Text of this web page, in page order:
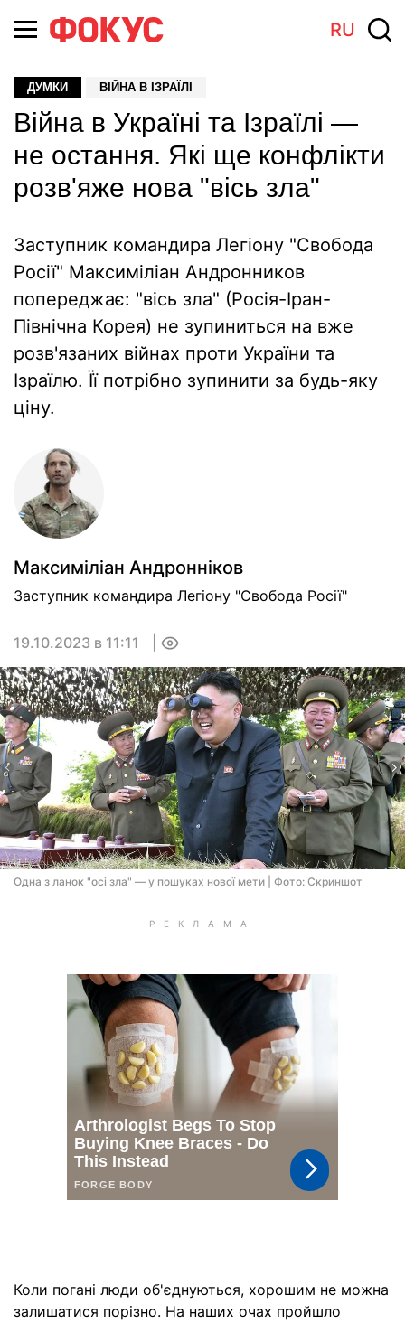
RU
ДУМКИ ВІЙНА В ІЗРАЇЛІ
Війна в Україні та Ізраїлі —
не остання. Які ще конфлікти
розв'яже нова "вісь зла"
Заступник командира Легіону "Свобода
Росії" Максиміліан Андронников
попереджає: "вісь зла" (Росія-Іран-
Північна Корея) не зупиниться на вже
розв'язаних війнах проти України та
Ізраїлю. Її потрібно зупинити за будь-яку
ціну.
Максиміліан Андронніков
Заступник командира Легіону "Свобода Росії"
19.10.2023 в 11:11
Одна з ланок "осі зла" — у пошуках нової мети | Фото: Скриншот
Коли погані люди об'єднуються, хорошим не можна
залишатися порізно. На наших очах пройшло